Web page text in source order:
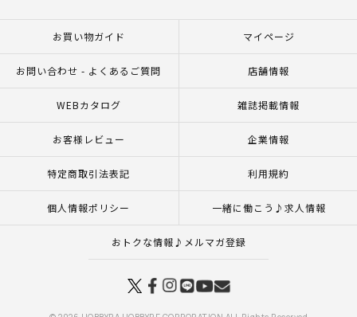
お買い物ガイド マイページ
お問い合わせ - よくあるご質問 店舗情報
WEBカタログ 雑誌掲載情報
お客様レビュー 企業情報
特定商取引法表記 利用規約
個人情報ポリシー 一緒に働こう♪求人情報
おトクな情報♪メルマガ登録